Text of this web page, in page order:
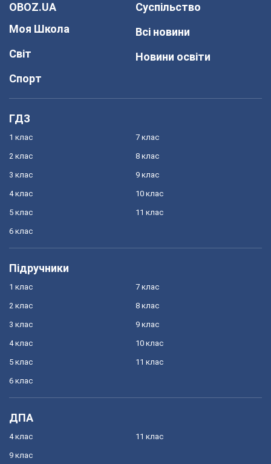
OBOZ.UA
Моя Школа
Світ
Спорт
Суспільство
Всі новини
Новини освіти
ГДЗ
1 клас
2 клас
3 клас
4 клас
5 клас
6 клас
7 клас
8 клас
9 клас
10 клас
11 клас
Підручники
1 клас
2 клас
3 клас
4 клас
5 клас
6 клас
7 клас
8 клас
9 клас
10 клас
11 клас
ДПА
4 клас
9 клас
11 клас